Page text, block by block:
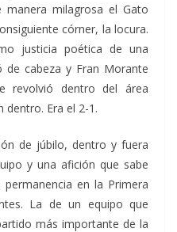
milagrosa el Gato
córner, la locura.
justicia poética de una
de cabeza y Fran Morante
revolvió dentro del área
dentro. Era el 2-1.
de júbilo, dentro y fuera
y una afición que sabe
en la Primera
La de un equipo que
más importante de la